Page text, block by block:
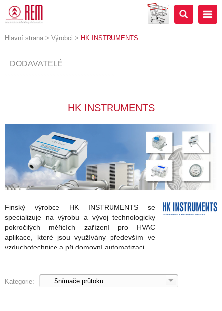
Hlavní strana > Výrobci > HK INSTRUMENTS
DODAVATELÉ
HK INSTRUMENTS
Finský výrobce HK INSTRUMENTS se
specializuje na výrobu a vývoj technologicky
pokročilých měřicích zařízení pro HVAC
aplikace, které jsou využívány především ve
vzduchotechnice a při domovní automatizaci.
Kategorie: